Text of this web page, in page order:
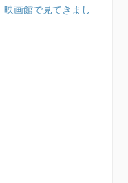
映画館で見てきまし